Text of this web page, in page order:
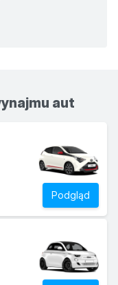
aut
Podgląd